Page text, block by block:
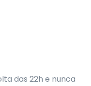
das 22h e nunca